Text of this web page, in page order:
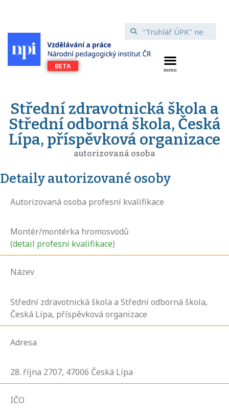
Střední zdravotnická škola a
Střední odborná škola, Česká
Lípa, příspěvková organizace
autorizovaná osoba
Detaily autorizované osoby
Autorizovaná osoba profesní kvalifikace
Montér/montérka hromosvodů
(detail profesní kvalifikace)
Název
Střední zdravotnická škola a Střední odborná škola,
Česká Lípa, příspěvková organizace
Adresa
28. října 2707, 47006 Česká Lípa
IČO